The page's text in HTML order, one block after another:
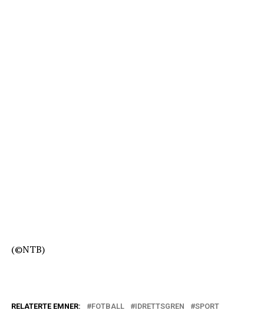
(©NTB)
RELATERTE EMNER: FOTBALL IDRETTSGREN SPORT